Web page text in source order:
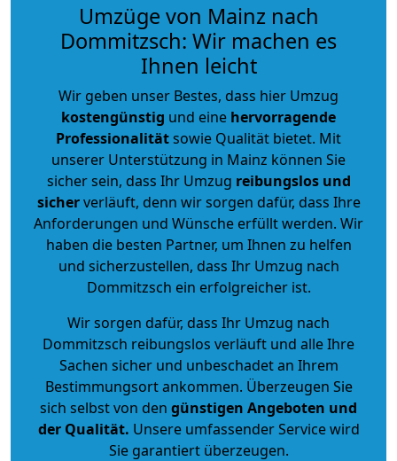
Umzüge von Mainz nach
Dommitzsch: Wir machen es
Ihnen leicht
Wir geben unser Bestes, dass hier Umzug
kostengünstig und eine hervorragende
Professionalitätsowie Qualität bietet. Mit
unserer Unterstützung in Mainz können Sie
sicher sein, dass Ihr Umzug reibungslos und
sicherverläuft, denn wir sorgen dafür, dass Ihre
Anforderungen und Wünsche erfüllt werden. Wir
haben die besten Partner, um Ihnen zu helfen
und sicherzustellen, dass Ihr Umzug nach
Dommitzsch ein erfolgreicher ist.
Wir sorgen dafür, dass Ihr Umzug nach
Dommitzsch reibungslos verläuft und alle Ihre
Sachen sicher und unbeschadet an Ihrem
Bestimmungsort ankommen. Überzeugen Sie
sich selbst von den günstigen Angeboten und
der Qualität. Unsere umfassender Service wird
Sie garantiert überzeugen.